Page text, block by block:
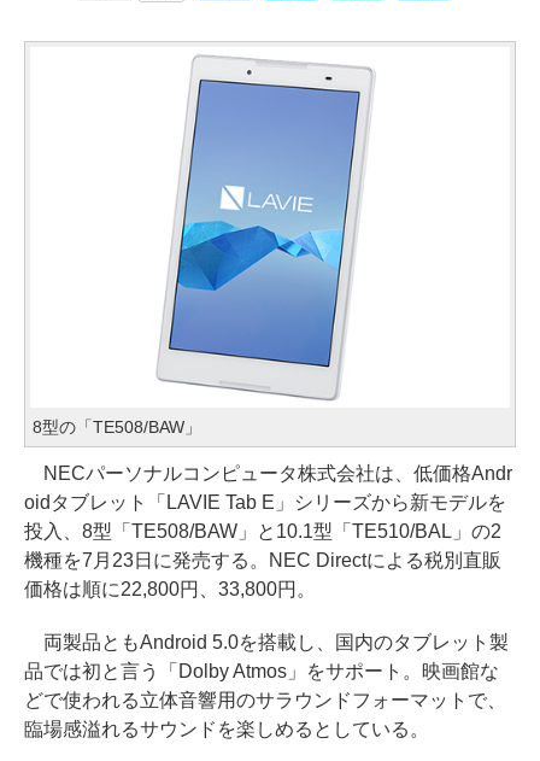
8型の「TE508/BAW」
NECパーソナルコンピュータ株式会社は、低価格Andr
oidタブレット「LAVIE Tab E」シリーズから新モデルを
投入、8型「TE508/BAW」と10.1型「TE510/BAL」の2
機種を7月23日に発売する。NEC Directによる税別直販
価格は順に22,800円、33,800円。
両製品ともAndroid 5.0を搭載し、国内のタブレット製
品では初と言う「Dolby Atmos」をサポート。映画館な
どで使われる立体音響用のサラウンドフォーマットで、
臨場感溢れるサウンドを楽しめるとしている。